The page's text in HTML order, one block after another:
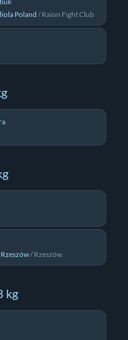
Poland /Raion Fight Club
/Rzeszów
kg